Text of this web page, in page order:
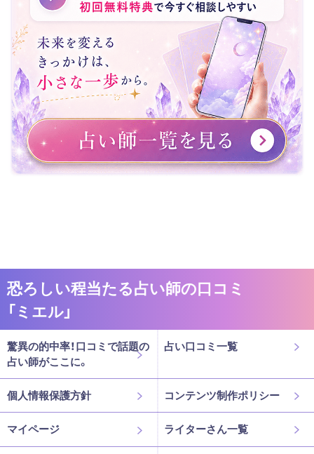
恐ろしい程当たる占い師の口コミ
「ミエル」
驚異の的中率！口コミで話題の
占い師がここに。
占い口コミ一覧
個人情報保護方針 コンテンツ制作ポリシー
マイページ ライターさん一覧